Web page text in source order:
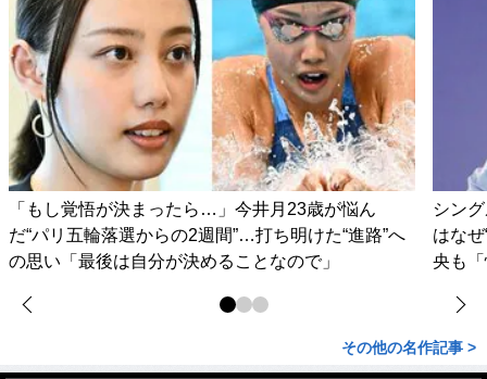
「もし覚悟が決まったら…」今井月23歳が悩ん
だ“パリ五輪落選からの2週間”…打ち明けた“進路”へ
の思い「最後は自分が決めることなので」
シン
はな
央も
その他の名作記事 >